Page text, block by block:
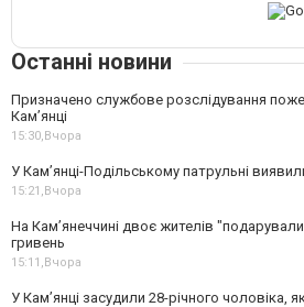
Останні новини
Призначено службове розслідування
Кам’янці
15:30,Вчора
У Кам’янці-Подільському патрульні
15:21,Вчора
На Камʼянеччині двоє жителів
гривень
15:11,Вчора
У Камʼянці засудили 28-річного чоловіка,